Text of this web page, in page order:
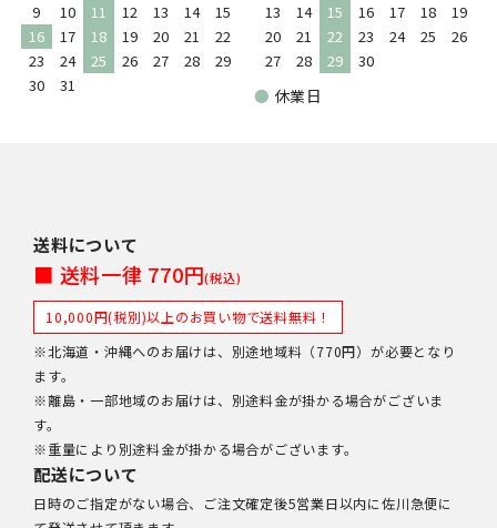
9
10 11 12 13 14
15
16
17 18 19 20 21
22
23
24 25 26 27 28
29
30
31
13
14 15 16 17 18
19
20
21 22 23 24 25
26
27
28 29 30
● 休業日
送料について
■ 送料一律 770円(税込)
10,000円(税別)以上のお買い物で送料無料！
※北海道・沖縄へのお届けは、別途地域料（770円）が必要となり
ます。
※離島・一部地域のお届けは、別途料金が掛かる場合がございま
す。
※重量により別途料金が掛かる場合がございます。
配送について
日時のご指定がない場合、ご注文確定後5営業日以内に佐川急便に